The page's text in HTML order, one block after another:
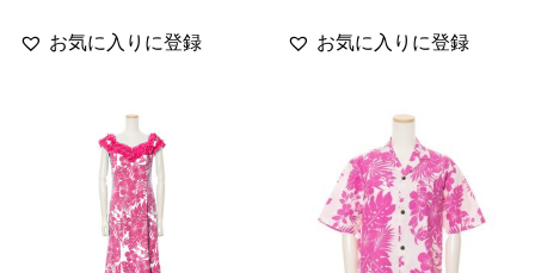
お気に入りに登録 お気に入りに登録